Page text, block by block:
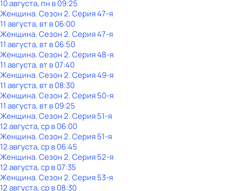
10 августа, пн в 09:25
Женщина. Сезон 2. Серия 47-я
11 августа, вт в 06:00
Женщина. Сезон 2. Серия 47-я
11 августа, вт в 06:50
Женщина. Сезон 2. Серия 48-я
11 августа, вт в 07:40
Женщина. Сезон 2. Серия 49-я
11 августа, вт в 08:30
Женщина. Сезон 2. Серия 50-я
11 августа, вт в 09:25
Женщина. Сезон 2. Серия 51-я
12 августа, ср в 06:00
Женщина. Сезон 2. Серия 51-я
12 августа, ср в 06:45
Женщина. Сезон 2. Серия 52-я
12 августа, ср в 07:35
Женщина. Сезон 2. Серия 53-я
12 августа, ср в 08:30